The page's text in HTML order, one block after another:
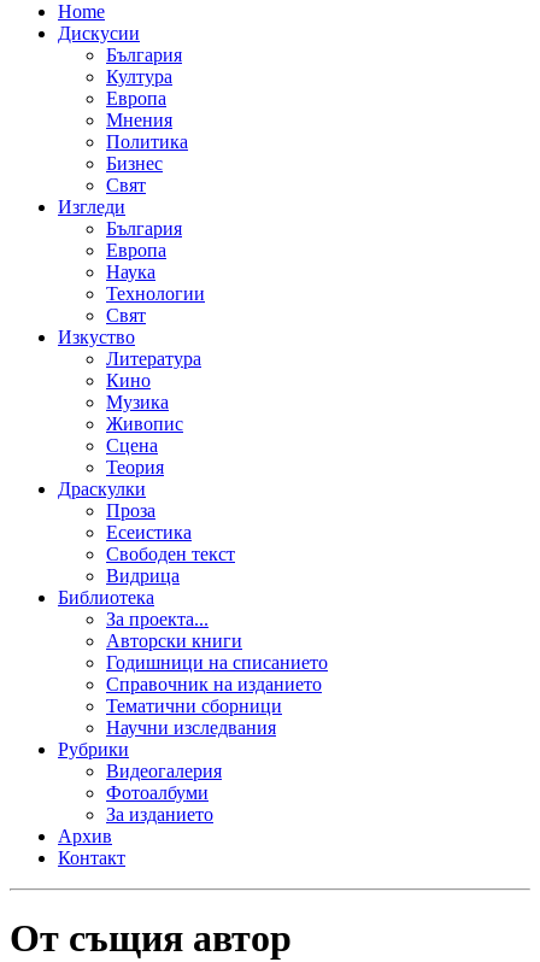
Home
Дискусии
България
Култура
Европа
Мнения
Политика
Бизнес
Свят
Изгледи
България
Европа
Наука
Технологии
Свят
Изкуство
Литература
Кино
Музика
Живопис
Сцена
Теория
Драскулки
Проза
Есеистика
Свободен текст
Видрица
Библиотека
За проекта...
Авторски книги
Годишници на списанието
Справочник на изданието
Тематични сборници
Научни изследвания
Рубрики
Видеогалерия
Фотоалбуми
За изданието
Архив
Контакт
От същия автор